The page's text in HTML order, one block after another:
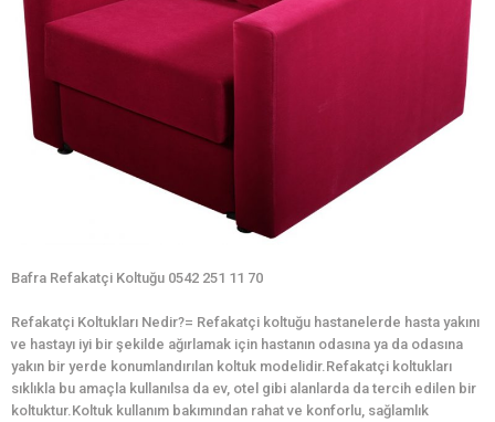
Bafra Refakatçi Koltuğu 0542 251 11 70
Refakatçi Koltukları Nedir?= Refakatçi koltuğu hastanelerde hasta yakını
ve hastayı iyi bir şekilde ağırlamak için hastanın odasına ya da odasına
yakın bir yerde konumlandırılan koltuk modelidir.Refakatçi koltukları
sıklıkla bu amaçla kullanılsa da ev, otel gibi alanlarda da tercih edilen bir
koltuktur.Koltuk kullanım bakımından rahat ve konforlu, sağlamlık